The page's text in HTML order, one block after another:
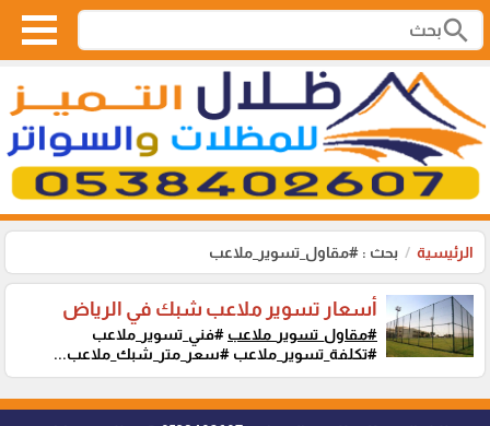
search
الرئيسية بحث : #مقاول_تسوير_ملاعب
أسعار تسوير ملاعب شبك في الرياض
#مقاول_تسوير_ملاعب #فني_تسوير_ملاعب
#تكلفة_تسوير_ملاعب #سعر_متر_شبك_ملاعب...